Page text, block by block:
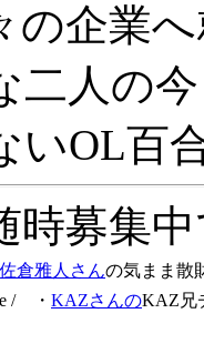
の企業
二人の
いOL百
時募集
佐倉雅人さんの気まま散
/ ・ KAZさんのKAZ兄